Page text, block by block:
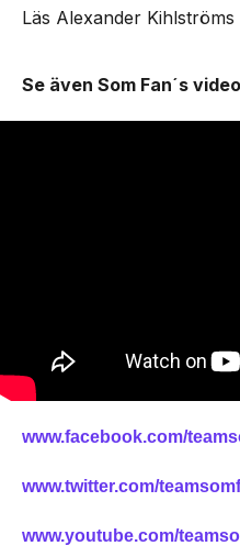
Läs Alexander
Se även Som Fan´s
www.facebook.com/
www.twitter.com/
www.youtube.com/